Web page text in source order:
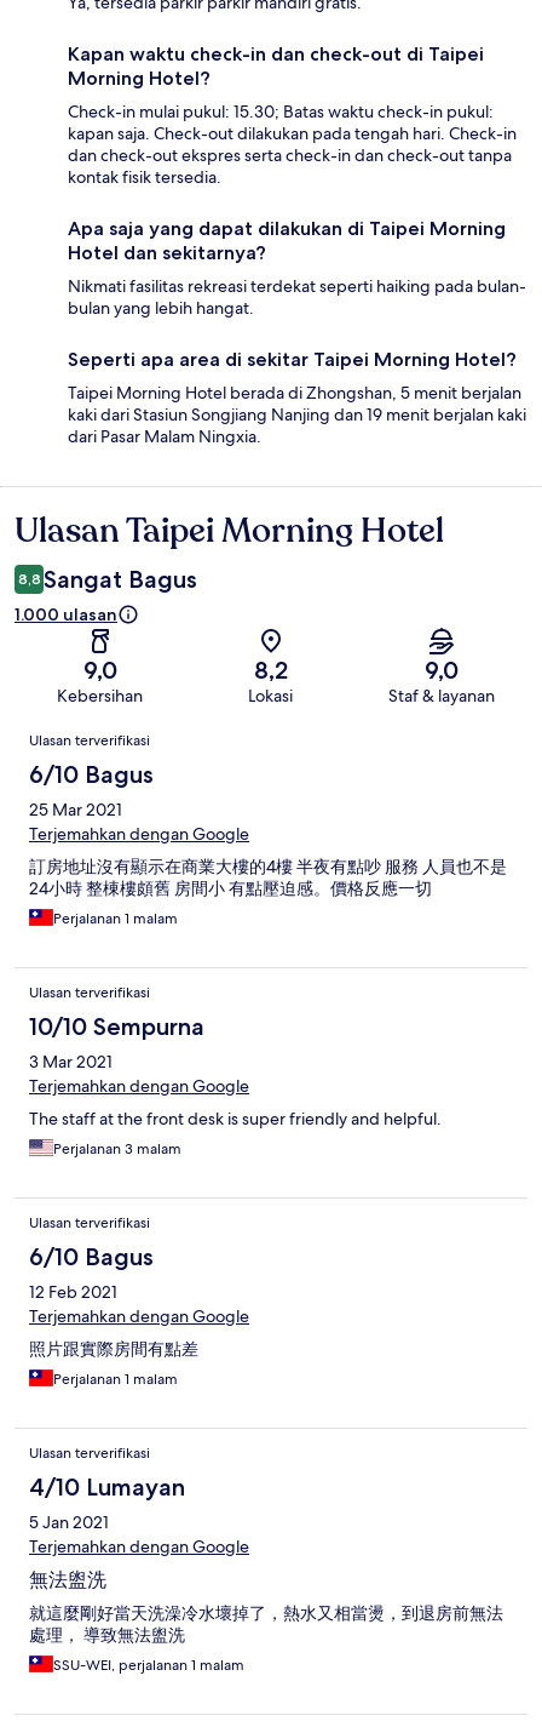
Kapan waktu check-in dan check-out di Taipei
Morning Hotel?
Check-in mulai pukul: 15.30; Batas waktu check-in pukul:
kapan saja. Check-out dilakukan pada tengah hari. Check-in
dan check-out ekspres serta check-in dan check-out tanpa
kontak fisik tersedia.
Apa saja yang dapat dilakukan di Taipei Morning
Hotel dan sekitarnya?
Nikmati fasilitas rekreasi terdekat seperti haiking pada bulan-
bulan yang lebih hangat.
Seperti apa area di sekitar Taipei Morning Hotel?
Taipei Morning Hotel berada di Zhongshan, 5 menit berjalan
kaki dari Stasiun Songjiang Nanjing dan 19 menit berjalan kaki
dari Pasar Malam Ningxia.
Ulasan
Ulasan Taipei Morning Hotel
8,8 Sangat Bagus
1.000 ulasan
9,0
Kebersihan
8,2
Lokasi
9,0
Staf & layanan
Ulasan
Ulasan terverifikasi
6/10 Bagus
25 Mar 2021
Terjemahkan dengan Google
訂房地址沒有顯示在商業大樓的4樓 半夜有點吵 服務 人員也不是
24小時 整棟樓頗舊 房間小 有點壓迫感。價格反應一切
Perjalanan 1 malam
Ulasan terverifikasi
10/10 Sempurna
3 Mar 2021
Terjemahkan dengan Google
The staff at the front desk is super friendly and helpful.
Perjalanan 3 malam
Ulasan terverifikasi
6/10 Bagus
12 Feb 2021
Terjemahkan dengan Google
照片跟實際房間有點差
Perjalanan 1 malam
Ulasan terverifikasi
4/10 Lumayan
5 Jan 2021
Terjemahkan dengan Google
無法盥洗
就這麼剛好當天洗澡冷水壞掉了，熱水又相當燙，到退房前無法
處理， 導致無法盥洗
SSU-WEI, perjalanan 1 malam